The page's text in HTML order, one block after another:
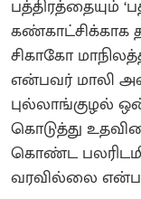
பத்திரத்தையும்
கண்காட்சிக்காக
சிகாகோ
என்பவர் மாலி
புல்லாங்குழல்
கொடுத்து
கொண்ட
வரவில்லை